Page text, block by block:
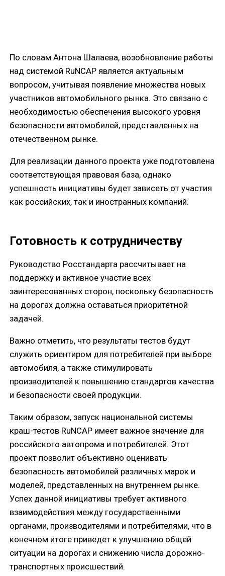
По словам Антона Шалаева, возобновление работы
над системой RuNCAP является актуальным
вопросом, учитывая появление множества новых
участников автомобильного рынка. Это связано с
необходимостью обеспечения высокого уровня
безопасности автомобилей, представленных на
отечественном рынке.
Для реализации данного проекта уже подготовлена
соответствующая правовая база, однако
успешность инициативы будет зависеть от участия
как российских, так и иностранных компаний.
Готовность к сотрудничеству
Руководство Росстандарта рассчитывает на
поддержку и активное участие всех
заинтересованных сторон, поскольку безопасность
на дорогах должна оставаться приоритетной
задачей.
Важно отметить, что результаты тестов будут
служить ориентиром для потребителей при выборе
автомобиля, а также стимулировать
производителей к повышению стандартов качества
и безопасности своей продукции.
Таким образом, запуск национальной системы
краш-тестов RuNCAP имеет важное значение для
российского автопрома и потребителей. Этот
проект позволит объективно оценивать
безопасность автомобилей различных марок и
моделей, представленных на внутреннем рынке.
Успех данной инициативы требует активного
взаимодействия между государственными
органами, производителями и потребителями, что в
конечном итоге приведет к улучшению общей
ситуации на дорогах и снижению числа дорожно-
транспортных происшествий.